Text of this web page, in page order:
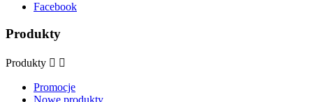
Facebook
Produkty
Produkty  
Promocje
Nowe produkty